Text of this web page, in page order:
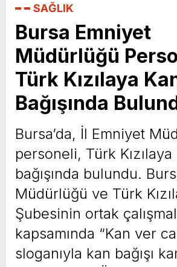
SAĞLIK
Bursa Emniyet
Müdürlüğü
Türk Kızılaya
Bağışında
Bursa’da, İl Emniyet
personeli, Türk Kızılaya
bağışında bulundu.
Müdürlüğü ve Türk
Şubesinin ortak
kapsamında “Kan ver
sloganıyla kan bağışı